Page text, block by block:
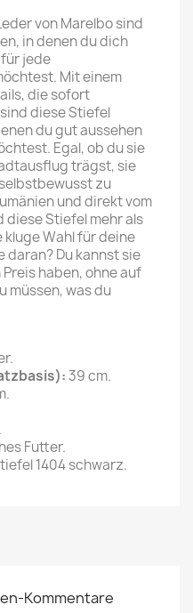
von Marelbo sind
in denen du dich
jede
Mit einem
die sofort
diese Stiefel
du gut aussehen
Egal, ob du sie
trägst, sie
zu
und direkt vom
diese Stiefel mehr als
kluge Wahl für deine
daran? Du kannst sie
haben, ohne auf
müssen, was du
39cm.
Futter.
1404 schwarz.
Kommentare